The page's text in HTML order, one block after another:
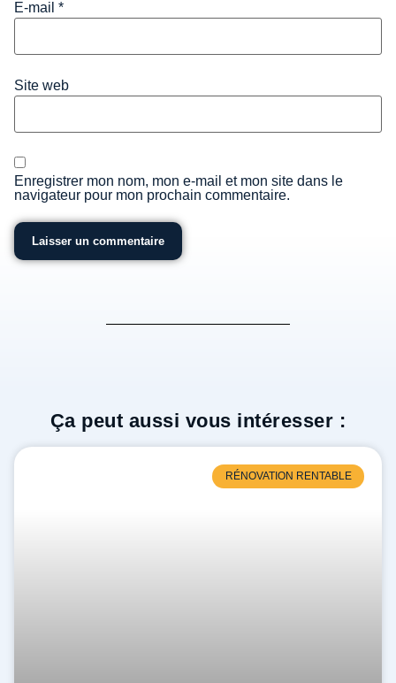
E-mail *
Site web
Enregistrer mon nom, mon e-mail et mon site dans le
navigateur pour mon prochain commentaire.
Ça peut aussi vous intéresser :
RÉNOVATION RENTABLE